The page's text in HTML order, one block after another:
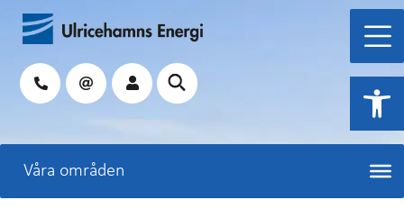
Hoppa
innehåll
Sök